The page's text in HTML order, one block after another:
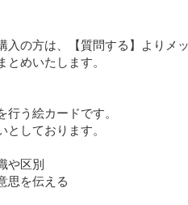
入の方は、【質問する】よりメ
めいたします。
う絵カードです。
しております。
や区別
思を伝える